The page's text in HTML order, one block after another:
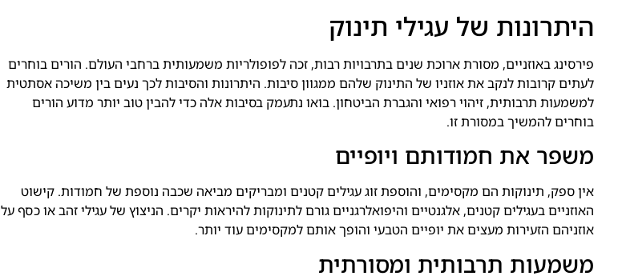
היתרונות של עגילי תינוק
פירסינג באוזניים, מסורת ארוכת שנים בתרבויות רבות, זכה לפופולריות משמעותית ברחבי העולם. הורים בוחרים
לעתים קרובות לנקב את אוזניו של התינוק שלהם ממגוון סיבות. היתרונות והסיבות לכך נעים בין משיכה אסתטית
למשמעות תרבותית, זיהוי רפואי והגברת הביטחון. בואו נתעמק בסיבות אלה כדי להבין טוב יותר מדוע הורים
בוחרים להמשיך במסורת זו.
משפר את חמודותם ויופיים
אין ספק, תינוקות הם מקסימים, והוספת זוג עגילים קטנים ומבריקים מביאה שכבה נוספת של חמודות. קישוט
האוזניים בעגילים קטנים, אלגנטיים והיפואלרגניים גורם לתינוקות להיראות יקרים. הניצוץ של עגילי זהב או כסף על
אוזניהם הזעירות מעצים את יופיים הטבעי והופך אותם למקסימים עוד יותר.
משמעות תרבותית ומסורתית